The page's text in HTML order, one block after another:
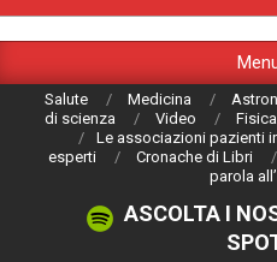
Navigation
Salute Medicina
di scienza
Video Fisica
Le associazioni pazienti
esperti
Cronache di Libri
parola
ASCOLTA I